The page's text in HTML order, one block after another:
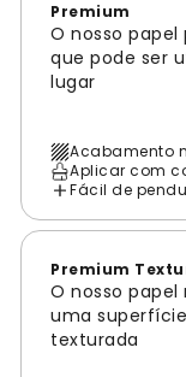
Premium
O nosso
que pode ser
lugar
Acabamento
Aplicar com
Fácil de
Premium
O nosso
uma
texturada